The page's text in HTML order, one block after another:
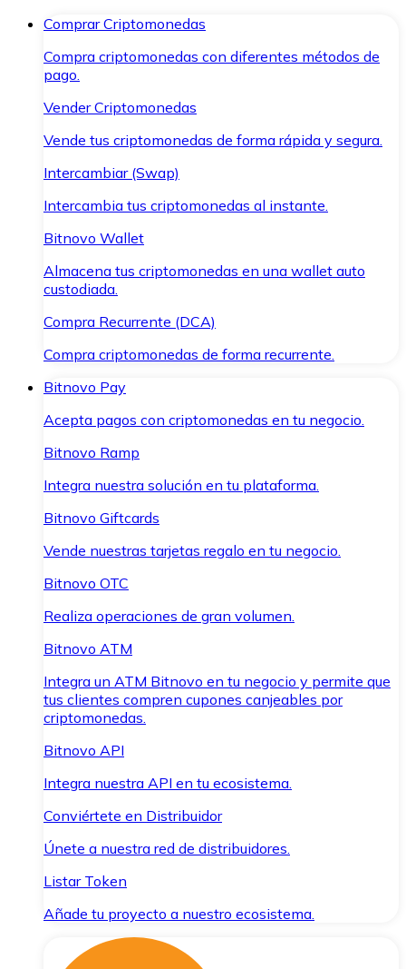
Comprar Criptomonedas
Compra criptomonedas con diferentes métodos de
pago.
Vender Criptomonedas
Vende tus criptomonedas de forma rápida y segura.
Intercambiar (Swap)
Intercambia tus criptomonedas al instante.
Bitnovo Wallet
Almacena tus criptomonedas en una wallet auto
custodiada.
Compra Recurrente (DCA)
Compra criptomonedas de forma recurrente.
Bitnovo Pay
Acepta pagos con criptomonedas en tu negocio.
Bitnovo Ramp
Integra nuestra solución en tu plataforma.
Bitnovo Giftcards
Vende nuestras tarjetas regalo en tu negocio.
Bitnovo OTC
Realiza operaciones de gran volumen.
Bitnovo ATM
Integra un ATM Bitnovo en tu negocio y permite que
tus clientes compren cupones canjeables por
criptomonedas.
Bitnovo API
Integra nuestra API en tu ecosistema.
Conviértete en Distribuidor
Únete a nuestra red de distribuidores.
Listar Token
Añade tu proyecto a nuestro ecosistema.